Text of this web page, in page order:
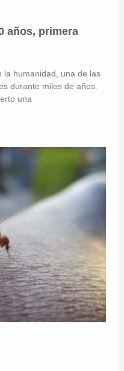
años, primera
la humanidad, una de las
durante miles de años.
una